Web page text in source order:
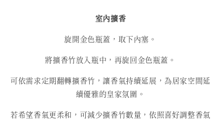
室內擴香
旋開金色瓶蓋，取下內塞。
將擴香竹放入瓶中，再旋回金色瓶蓋。
可依需求定期翻轉擴香竹，讓香氣持續延展，為居家空間延
續優雅的皇家氛圍。
若希望香氣更柔和，可減少擴香竹數量，依照喜好調整香氣